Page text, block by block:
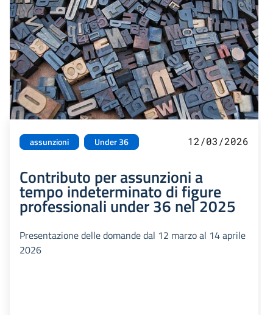
assunzioni Under 36 12/03/2026
Contributo per assunzioni a
tempo indeterminato di figure
professionali under 36 nel 2025
Presentazione delle domande dal 12 marzo al 14 aprile
2026